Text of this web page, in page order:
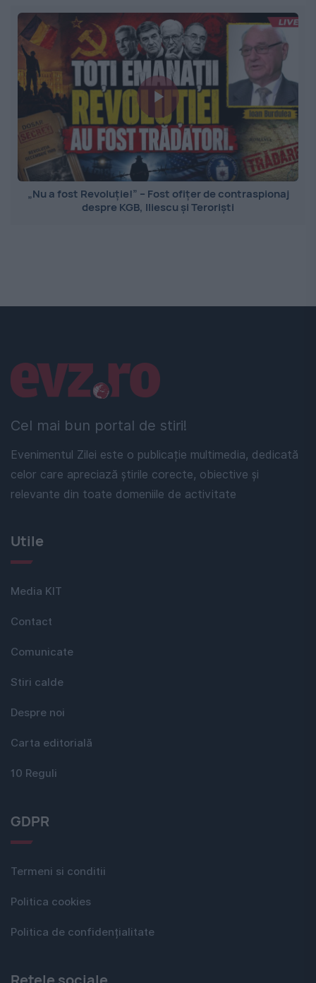
„Nu a fost Revoluție!” – Fost ofițer de contraspionaj
despre KGB, Iliescu și Teroriști
Cel mai bun portal de stiri!
Evenimentul Zilei este o publicație multimedia, dedicată
celor care apreciază știrile corecte, obiective și
relevante din toate domeniile de activitate
Linkuri utile
Utile
Media KIT
Contact
Comunicate
Stiri calde
Despre noi
Carta editorială
10 Reguli
GDPR
Termeni si conditii
Politica cookies
Politica de confidențialitate